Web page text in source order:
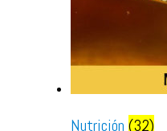
Nutrición (32)